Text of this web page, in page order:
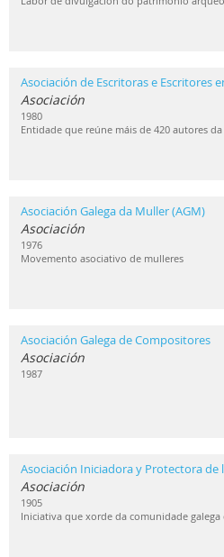
Asociación de Escritoras e Escritores
Asociación
1980
Entidade que reúne máis de 420 autores
Asociación Galega da Muller (AGM)
Asociación
1976
Movemento asociativo de mulleres
Asociación Galega de Compositores
Asociación
1987
Asociación Iniciadora y Protectora de
Asociación
1905
Iniciativa que xorde da comunidade galega